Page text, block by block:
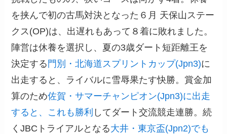
を挟んで初の古馬対決となった６月 天保山ステー
クス(OP)は、出遅れもあって８着に敗れました。
陣営は休養を選択し、夏の3歳ダート短距離王を
決定する 門別・北海道スプリントカップ(Jpn3)に
出走すると、ライバルに雪辱果たす快勝。賞金加
算のため佐賀・サマーチャンピオン(Jpn3)に出走
すると、これも勝利 してダート交流競走連勝。続
くJBCトライアルとなる大井・東京盃(Jpn2)でも